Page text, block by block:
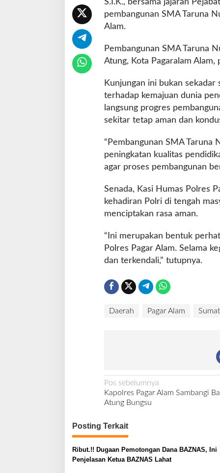
u
n
n
T
a
r
u
N
u
s
a
r
S.I.K., bersama jajaran
pembangunan SMA Taruna
Alam.
Pembangunan SMA Taruna
Atung, Kota Pagaralam
Kunjungan ini bukan
terhadap kemajuan dunia
langsung progres
sekitar tetap aman dan
“Pembangunan SMA Taruna
peningkatan kualitas
agar proses pembangunan
Senada, Kasi Humas Polres
kehadiran Polri di tengah
menciptakan rasa aman.
“Ini merupakan bentuk
Polres Pagar Alam. Selama
dan terkendali,” tutupnya.
Daerah Pagar Alam
N
a
i
g
a
Pos sebelumnya
Kapolres Pagar Alam Sambangi
Atung Bungsu
Posting Terkait
Ribut.!! Dugaan Pemotongan Dana BAZNAS, Ini
Penjelasan Ketua BAZNAS Lahat